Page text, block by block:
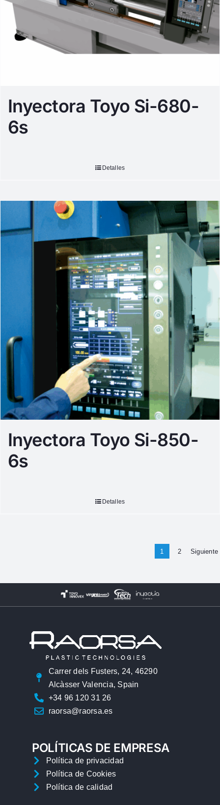
Inyectora Toyo Si-680-
6s
Detalles
Inyectora Toyo Si-850-
6s
Detalles
1 2 Siguiente
Carrer dels Fusters, 24, 46290
Alcàsser Valencia, Spain
+34 96 120 31 26
raorsa@raorsa.es
POLÍTICAS DE EMPRESA
Política de privacidad
Política de Cookies
Política de calidad